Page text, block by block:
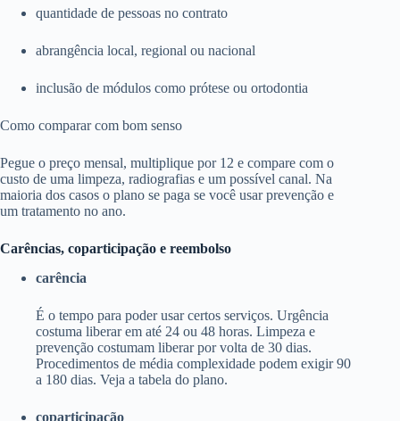
quantidade de pessoas no contrato
abrangência local, regional ou nacional
inclusão de módulos como prótese ou ortodontia
Como comparar com bom senso
Pegue o preço mensal, multiplique por 12 e compare com o
custo de uma limpeza, radiografias e um possível canal. Na
maioria dos casos o plano se paga se você usar prevenção e
um tratamento no ano.
Carências, coparticipação e reembolso
carência
É o tempo para poder usar certos serviços. Urgência
costuma liberar em até 24 ou 48 horas. Limpeza e
prevenção costumam liberar por volta de 30 dias.
Procedimentos de média complexidade podem exigir 90
a 180 dias. Veja a tabela do plano.
coparticipação